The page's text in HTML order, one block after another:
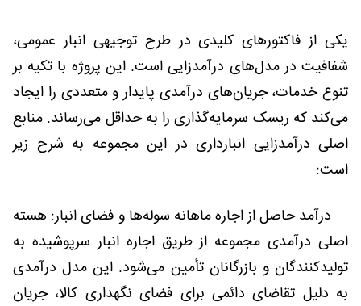
یکی از فاکتورهای کلیدی در طرح توجیهی انبار عمومی،
شفافیت در مدل‌های درآمدزایی است. این پروژه با تکیه بر
تنوع خدمات، جریان‌های درآمدی پایدار و متعددی را ایجاد
می‌کند که ریسک سرمایه‌گذاری را به حداقل می‌رساند. منابع
اصلی درآمدزایی انبارداری در این مجموعه به شرح زیر
است:
درآمد حاصل از اجاره ماهانه سوله‌ها و فضای انبار: هسته
اصلی درآمدی مجموعه از طریق اجاره انبار سرپوشیده به
تولیدکنندگان و بازرگانان تأمین می‌شود. این مدل درآمدی
به دلیل تقاضای دائمی برای فضای نگهداری کالا، جریان